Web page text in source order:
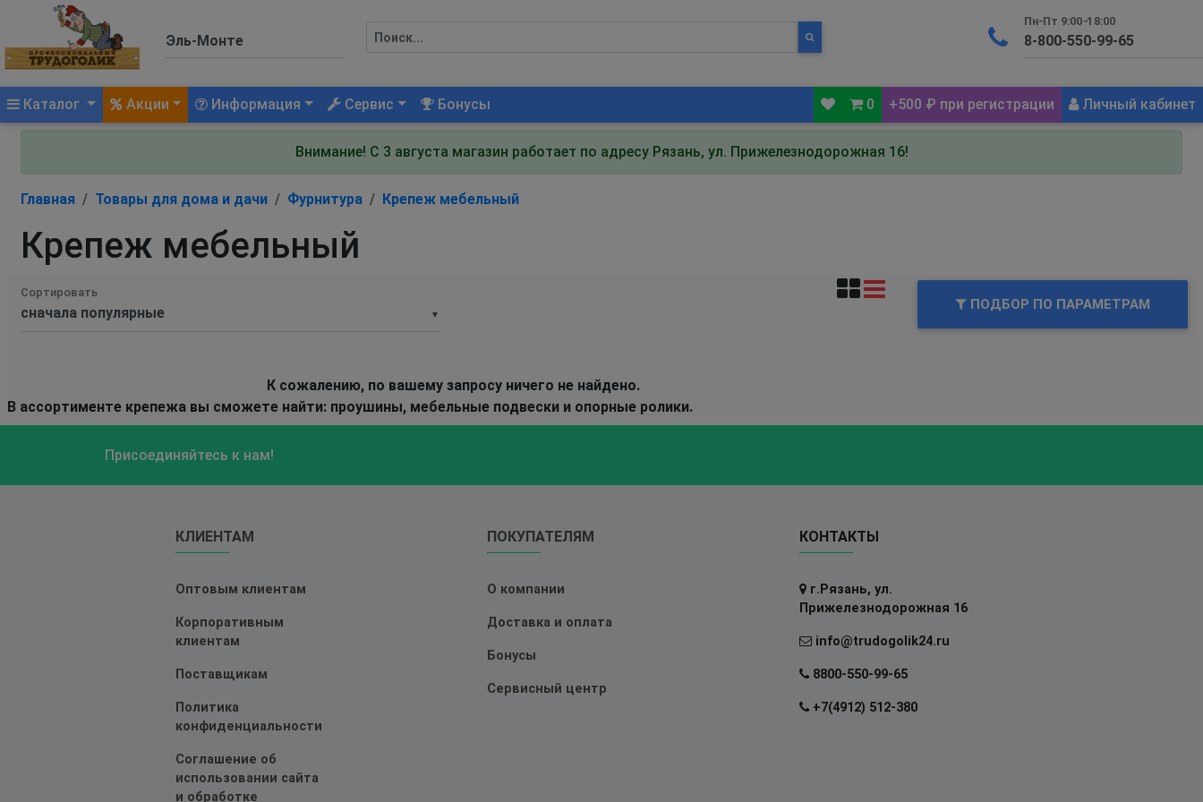
Пн-Пт 9:00-18:00
Каталог (current)Акции Информация Сервис Бонусы 0 +500 ₽ при регистрации Личный кабинет
Внимание! С 3 августа магазин работает по адресу Рязань, ул. Прижелезнодорожная 16!
Главная Товары для дома и дачи Фурнитура Крепеж мебельный
Крепеж мебельный
ПОДБОР ПО ПАРАМЕТРАМ
▼
Сортировать
К сожалению, по вашему запросу ничего не найдено.
В ассортименте крепежа вы сможете найти: проушины, мебельные подвески и опорные ролики.
Присоединяйтесь к нам!
КЛИЕНТАМ
Оптовым клиентам
Корпоративным
клиентам
Поставщикам
Политика
конфиденциальности
Соглашение об
использовании сайта
и обработке
ПОКУПАТЕЛЯМ
О компании
Доставка и оплата
Бонусы
Сервисный центр
КОНТАКТЫ
г.Рязань, ул.
Прижелезнодорожная 16
info@trudogolik24.ru
8800-550-99-65
+7(4912) 512-380